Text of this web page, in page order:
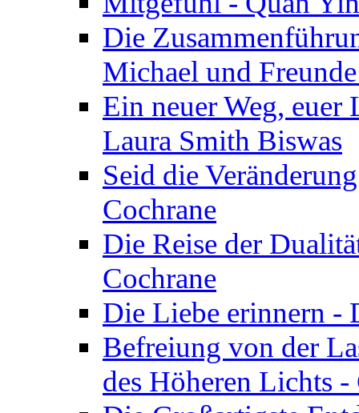
Die
Michael und
Ein neuer Weg, euer
Laura Smith Biswas
Seid die
Cochrane
Die Reise der
Cochrane
Die Liebe erinnern -
Befreiung von der
des Höheren Lichts